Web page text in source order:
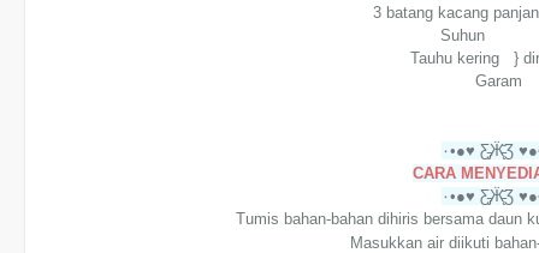
3 batang kacang
Tauhu kering }
Garam
CARA
Tumis bahan-bahan dihiris bersama daun
Masukkan air diikuti